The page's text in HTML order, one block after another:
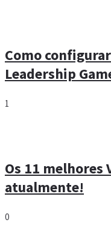
Como
Leadership
1
Os 11 melhores
atualmente!
0